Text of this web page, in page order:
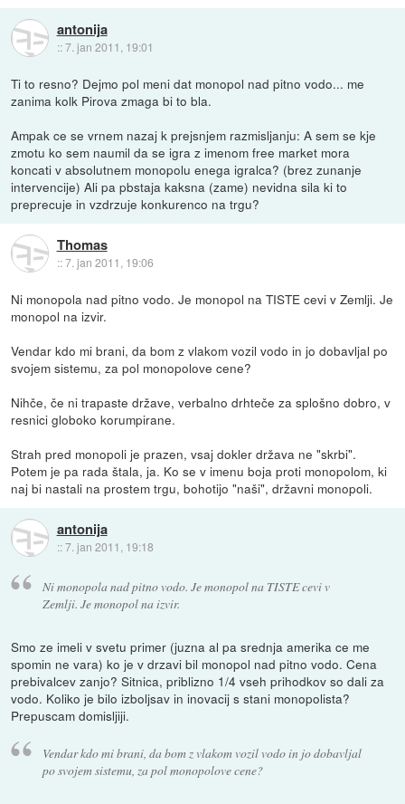
antonija
::7. jan 2011, 19:01
Ti to resno? Dejmo pol meni dat monopol nad pitno vodo... me
zanima kolk Pirova zmaga bi to bla.
Ampak ce se vrnem nazaj k prejsnjem razmisljanju: A sem se kje
zmotu ko sem naumil da se igra z imenom free market mora
koncati v absolutnem monopolu enega igralca? (brez zunanje
intervencije) Ali pa pbstaja kaksna (zame) nevidna sila ki to
preprecuje in vzdrzuje konkurenco na trgu?
Thomas
::7. jan 2011, 19:06
Ni monopola nad pitno vodo. Je monopol na TISTE cevi v Zemlji. Je
monopol na izvir.
Vendar kdo mi brani, da bom z vlakom vozil vodo in jo dobavljal po
svojem sistemu, za pol monopolove cene?
Nihče, če ni trapaste države, verbalno drhteče za splošno dobro, v
resnici globoko korumpirane.
Strah pred monopoli je prazen, vsaj dokler država ne "skrbi".
Potem je pa rada štala, ja. Ko se v imenu boja proti monopolom, ki
naj bi nastali na prostem trgu, bohotijo "naši", državni monopoli.
antonija
::7. jan 2011, 19:18
Ni monopola nad pitno vodo. Je monopol na TISTE cevi v
Zemlji. Je monopol na izvir.
Smo ze imeli v svetu primer (juzna al pa srednja amerika ce me
spomin ne vara) ko je v drzavi bil monopol nad pitno vodo. Cena
prebivalcev zanjo? Sitnica, priblizno 1/4 vseh prihodkov so dali za
vodo. Koliko je bilo izboljsav in inovacij s stani monopolista?
Prepuscam domisljiji.
Vendar kdo mi brani, da bom z vlakom vozil vodo in jo dobavljal
po svojem sistemu, za pol monopolove cene?